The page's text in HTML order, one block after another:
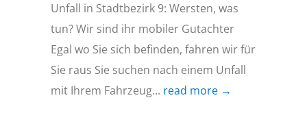
Unfall in Stadtbezirk 9: Wersten, was
tun? Wir sind ihr mobiler Gutachter
Egal wo Sie sich befinden, fahren wir für
Sie raus Sie suchen nach einem Unfall
mit Ihrem Fahrzeug... read more →